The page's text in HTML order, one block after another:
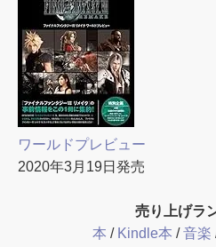
ワールドプレビュー
2020年3月19日発売
売り上げラ
本 / Kindle本 /音楽